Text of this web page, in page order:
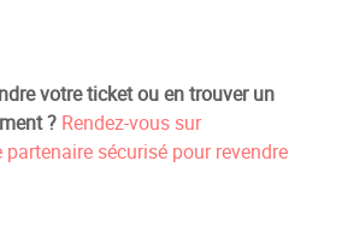
votre ticket ou en trouver un
? Rendez-vous sur
sécurisé pour revendre